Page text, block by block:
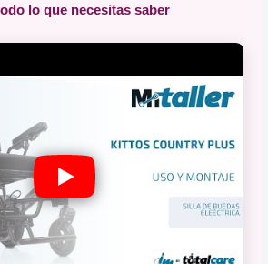
lo que necesitas saber